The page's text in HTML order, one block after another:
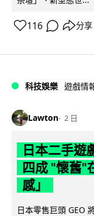
116 分享
科技娛樂 遊戲情
Lawton 2 日
日本二手遊
四成 "懷舊"
感」
日本零售巨頭 GEO